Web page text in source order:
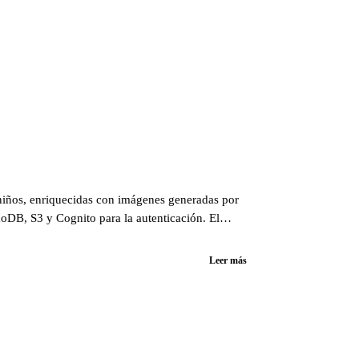
enriquecidas con imágenes generadas por
S3 y Cognito para la autenticación. El
Leer más